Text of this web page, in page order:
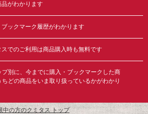
品がわかります
ブックマーク履歴がわかります
スでのご利用は商品購入時も無料です
プ別に、今までに購入・ブックマークした商
ちどの商品をいま取り扱っているかがわかり
中の方のクミタス トップ